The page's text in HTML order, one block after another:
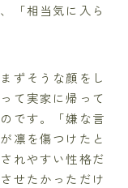
「相当気に入ら
ずそうな顔をし
て実家に帰って
です。「嫌な言
凛を傷つけたと
れやすい性格だ
せたかっただけ